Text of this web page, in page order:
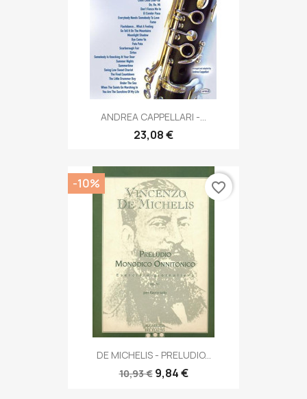
ANDREA CAPPELLARI -...
23,08 €
DE MICHELIS - PRELUDIO...
10,93 € 9,84 €
-10% favorite_border